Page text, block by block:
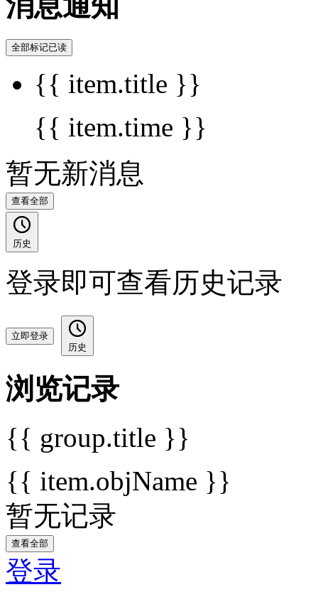
全部标记已读
{{ item.title }}
{{ item.time }}
暂无新消息
查看全部
历史
登录即可查看历史记录
立即登录
历史
浏览记录
{{ group.title }}
{{ item.objName }}
暂无记录
查看全部
登录